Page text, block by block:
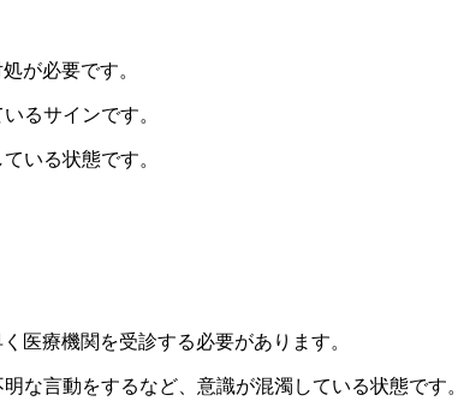
が必要です。
るサインです。
いる状態です。
医療機関を受診する必要があります。
な言動をするなど、意識が混濁している状態です。